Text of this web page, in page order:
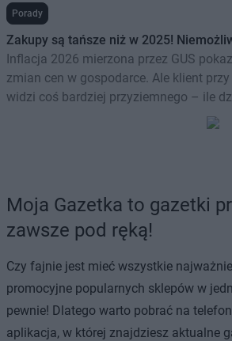
Porady
Zakupy są tańsze niż w 2025!
Inflacja 2026 mierzona przez GUS
zmian cen w gospodarce. Ale klient przy
widzi coś bardziej przyziemnego – ile
Moja Gazetka to gazetki
zawsze pod ręką!
Czy fajnie jest mieć wszystkie
promocyjne popularnych sklepów w
pewnie! Dlatego warto pobrać na
aplikacja, w której znajdziesz aktualne